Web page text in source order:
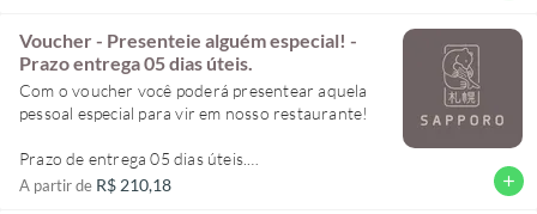
5140
Voucher - Presenteie alguém especial! -
Prazo entrega 05 dias úteis.
Com o voucher você poderá presentear aquela
pessoal especial para vir em nosso restaurante!
Prazo de entrega 05 dias úteis.
A partir de R$ 210,18 add